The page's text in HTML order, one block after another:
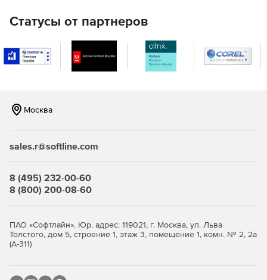
пользователей и упрощение повышения привилегий по
требованию для приложений со встроенным
управлением привилегиями конечной точки.
Производительность
обмен мгновенными сообщениями.
Статусы от партнеров
Москва
sales.r@softline.com
8 (495) 232-00-60
8 (800) 200-08-60
ПАО «Софтлайн». Юр. адрес: 119021, г. Москва, ул. Льва
Толстого, дом 5, строение 1, этаж 3, помещение 1, комн. № 2, 2а
(А-311)